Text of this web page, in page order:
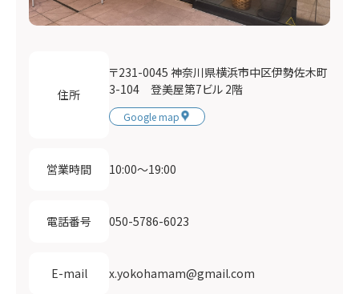
住所
〒231-0045 神奈川県横浜市中区伊勢佐木町
3-104 登美屋第7ビル 2階
Google map
営業時間 10:00〜19:00
電話番号 050-5786-6023
E-mail x.yokohamam@gmail.com